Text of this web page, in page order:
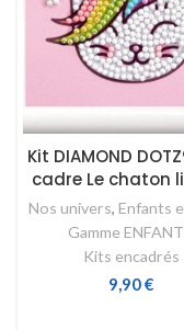
Kit DIAMOND
cadre Le chaton
Nos univers, Enfants
Gamme
Kits encadrés
9,90€